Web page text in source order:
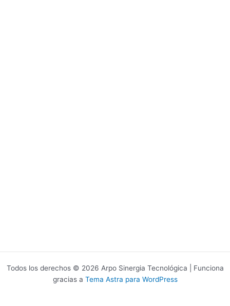
Todos los derechos © 2026 Arpo Sinergia Tecnológica | Funciona
gracias a Tema Astra para WordPress